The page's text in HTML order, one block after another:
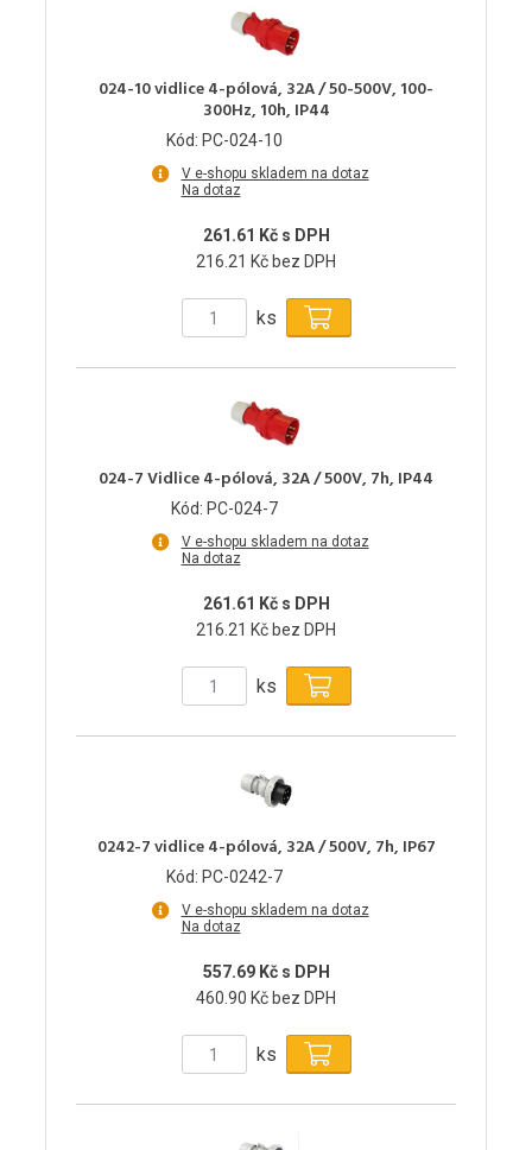
024-10 vidlice 4-pólová, 32A / 50-500V, 100-
300Hz, 10h, IP44
Kód: PC-024-10
V e-shopu skladem na dotaz
Na dotaz
261.61 Kč s DPH
216.21 Kč bez DPH
ks
024-7 Vidlice 4-pólová, 32A / 500V, 7h, IP44
Kód: PC-024-7
V e-shopu skladem na dotaz
Na dotaz
261.61 Kč s DPH
216.21 Kč bez DPH
ks
0242-7 vidlice 4-pólová, 32A / 500V, 7h, IP67
Kód: PC-0242-7
V e-shopu skladem na dotaz
Na dotaz
557.69 Kč s DPH
460.90 Kč bez DPH
ks